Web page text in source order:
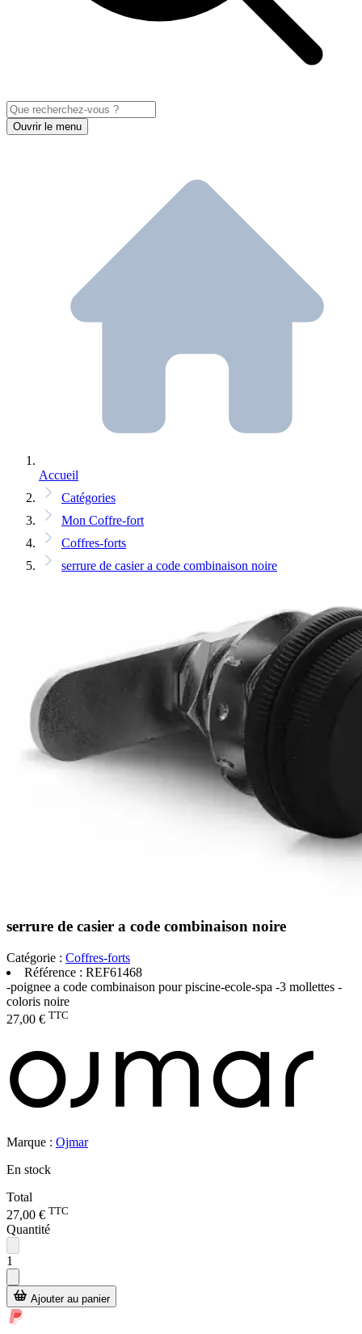
Ouvrir le menu
Accueil
Catégories
Mon Coffre-fort
Coffres-forts
serrure de casier a code combinaison noire
serrure de casier a code combinaison noire
Catégorie : Coffres-forts
Référence : REF61468
-poignee a code combinaison pour piscine-ecole-spa -3 mollettes -
27,00 € TTC
Marque : Ojmar
En stock
Total
27,00 € TTC
Quantité
1
Ajouter au panier